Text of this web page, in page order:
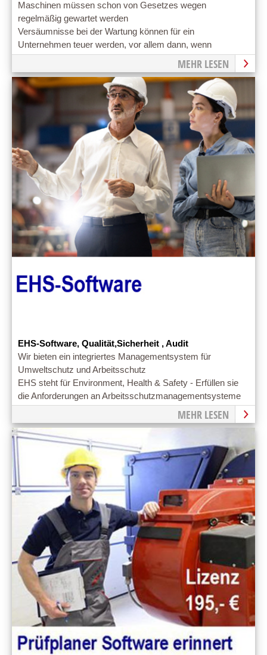
Maschinen müssen schon von Gesetzes wegen
regelmäßig gewartet werden
Versäumnisse bei der Wartung können für ein
Unternehmen teuer werden, vor allem dann, wenn
Wartungsauflagen missachtet wurden.
MEHR LESEN
EHS-Software, Qualität,Sicherheit , Audit
Wir bieten ein integriertes Managementsystem für
Umweltschutz und Arbeitsschutz
EHS steht für Environment, Health & Safety - Erfüllen sie
die Anforderungen an Arbeitsschutzmanagementsysteme
MEHR LESEN